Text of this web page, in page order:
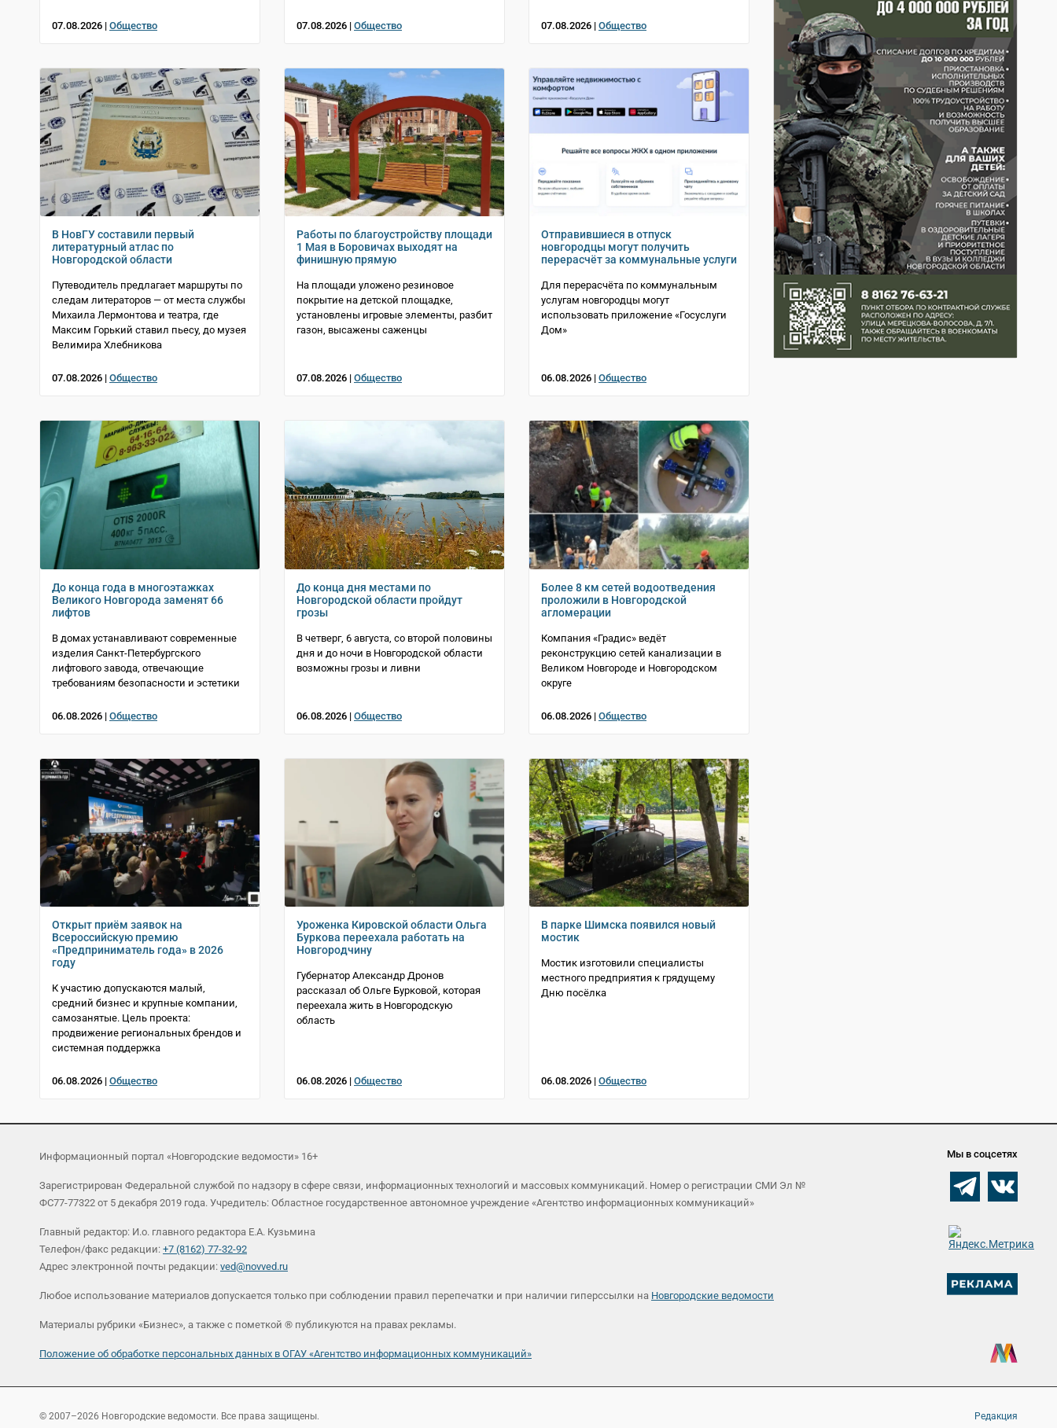
07.08.2026 | Общество 07.08.2026 | Общество 07.08.2026 | Общество
В НовГУ составили первый
литературный атлас по
Новгородской области
Путеводитель предлагает маршруты по
следам литераторов — от места службы
Михаила Лермонтова и театра, где
Максим Горький ставил пьесу, до музея
Велимира Хлебникова
07.08.2026 | Общество
Работы по благоустройству площади
1 Мая в Боровичах выходят на
финишную прямую
На площади уложено резиновое
покрытие на детской площадке,
установлены игровые элементы, разбит
газон, высажены саженцы
07.08.2026 | Общество
Отправившиеся в отпуск
новгородцы могут получить
перерасчёт за коммунальные услуги
Для перерасчёта по коммунальным
услугам новгородцы могут
использовать приложение «Госуслуги
Дом»
06.08.2026 | Общество
До конца года в многоэтажках
Великого Новгорода заменят 66
лифтов
В домах устанавливают современные
изделия Санкт-Петербургского
лифтового завода, отвечающие
требованиям безопасности и эстетики
06.08.2026 | Общество
До конца дня местами по
Новгородской области пройдут
грозы
В четверг, 6 августа, со второй половины
дня и до ночи в Новгородской области
возможны грозы и ливни
06.08.2026 | Общество
Более 8 км сетей водоотведения
проложили в Новгородской
агломерации
Компания «Градис» ведёт
реконструкцию сетей канализации в
Великом Новгороде и Новгородском
округе
06.08.2026 | Общество
Открыт приём заявок на
Всероссийскую премию
«Предприниматель года» в 2026
году
К участию допускаются малый,
средний бизнес и крупные компании,
самозанятые. Цель проекта:
продвижение региональных брендов и
системная поддержка
06.08.2026 | Общество
Уроженка Кировской области Ольга
Буркова переехала работать на
Новгородчину
Губернатор Александр Дронов
рассказал об Ольге Бурковой, которая
переехала жить в Новгородскую
область
06.08.2026 | Общество
В парке Шимска появился новый
мостик
Мостик изготовили специалисты
местного предприятия к грядущему
Дню посёлка
06.08.2026 | Общество
Информационный портал «Новгородские ведомости» 16+
Зарегистрирован Федеральной службой по надзору в сфере связи, информационных технологий и массовых коммуникаций. Номер о регистрации СМИ Эл №
ФС77-77322 от 5 декабря 2019 года. Учредитель: Областное государственное автономное учреждение «Агентство информационных коммуникаций»
Главный редактор: И.о. главного редактора Е.А. Кузьмина
Телефон/факс редакции: +7 (8162) 77-32-92
Адрес электронной почты редакции: ved@novved.ru
Любое использование материалов допускается только при соблюдении правил перепечатки и при наличии гиперссылки на Новгородские ведомости
Материалы рубрики «Бизнес», а также с пометкой ® публикуются на правах рекламы.
Положение об обработке персональных данных в ОГАУ «Агентство информационных коммуникаций»
Мы в соцсетях
© 2007–2026 Новгородские ведомости. Все права защищены. Редакция